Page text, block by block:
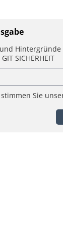
Hintergründe
SICHERHEIT
Sie